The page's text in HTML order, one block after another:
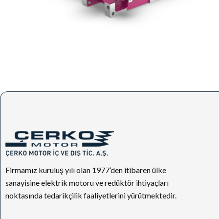
Firmamız kuruluş yılı olan 1977’den itibaren ülke
sanayisine elektrik motoru ve redüktör ihtiyaçları
noktasında tedarikçilik faaliyetlerini yürütmektedir.